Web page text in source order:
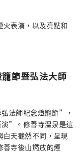
表演，以及亮點和
節暨弘法大師
法師紀念燈籠節”，
”。修善寺溫泉是這
白天截然不同，呈現
善寺後山燃放的煙